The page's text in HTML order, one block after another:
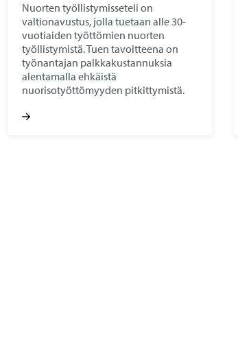
Nuorten työllistymisseteli on
valtionavustus, jolla tuetaan alle 30-
vuotiaiden työttömien nuorten
työllistymistä. Tuen tavoitteena on
työnantajan palkkakustannuksia
alentamalla ehkäistä
nuorisotyöttömyyden pitkittymistä.